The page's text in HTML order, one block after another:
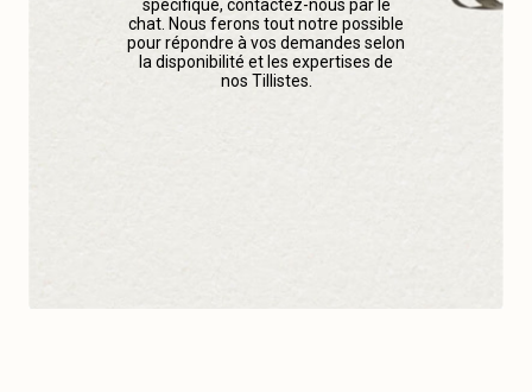
spécifique, contactez-nous par le
chat. Nous ferons tout notre possible
pour répondre à vos demandes selon
la disponibilité et les expertises de
nos Tillistes.